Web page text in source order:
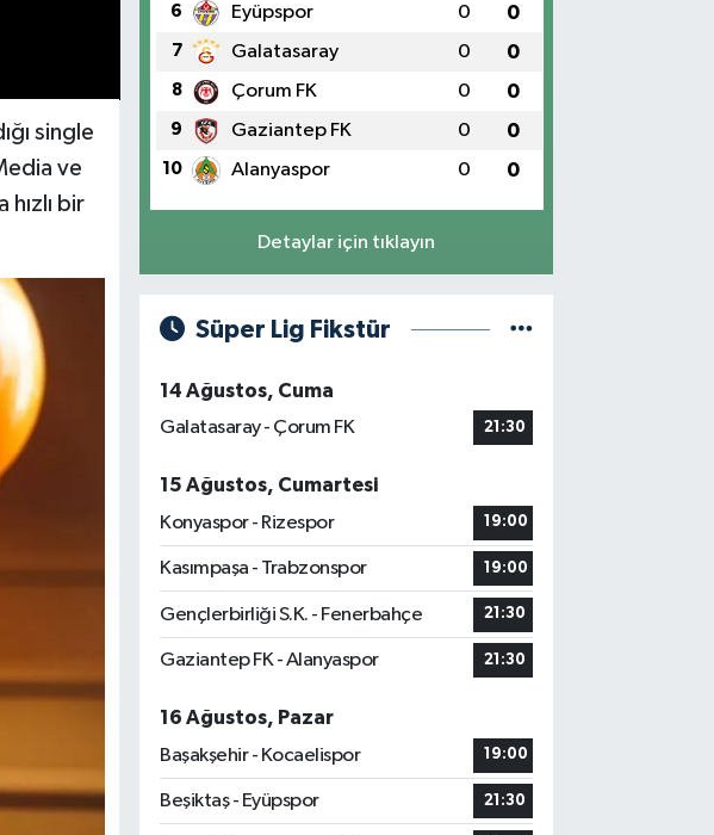
single
ve
bir
6 Eyüpspor 0 0
7 Galatasaray 0 0
8 Çorum FK 0 0
9 Gaziantep FK 0 0
10 Alanyaspor 0 0
Detaylar için tıklayın
Süper Lig Fikstür
14 Ağustos, Cuma
Galatasaray - Çorum FK
21:30
15 Ağustos, Cumartesi
Konyaspor - Rizespor
19:00
Kasımpaşa - Trabzonspor 19:00
Gençlerbirliği S.K. - Fenerbahçe 21:30
Gaziantep FK - Alanyaspor 21:30
16 Ağustos, Pazar
Başakşehir - Kocaelispor
19:00
Beşiktaş - Eyüpspor 21:30